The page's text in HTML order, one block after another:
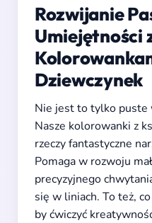
Rozwijanie
Umiejętności
Dziewczynek
Nie jest to tylko puste
Nasze kolorowanki z
rzeczy fantastyczne
Pomaga w rozwoju
precyzyjnego
się w liniach. To też,
by ćwiczyć